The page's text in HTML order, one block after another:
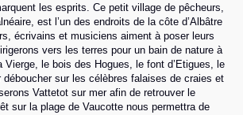
les esprits. Ce petit village de pêcheurs,
est l’un des endroits de la côte d’Albâtre
écrivains et musiciens aiment à poser leurs
vers les terres pour un bain de nature à
Vierge, le bois des Hogues, le font d’Etigues, le
déboucher sur les célèbres falaises de craies et
Vattetot sur mer afin de retrouver le
sur la plage de Vaucotte nous permettra de